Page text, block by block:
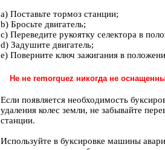
a) Поставьте тормоз станции;
b) Бросьте двигатель;
c) Переведите рукоятку селектора в
d) Задушите двигатель;
e) Поверните ключ зажигания в
Не не remorquez никогда не
Если появляется необходимость
удаления колес земли, не забывайте
станции.
Используйте в буксировке машины